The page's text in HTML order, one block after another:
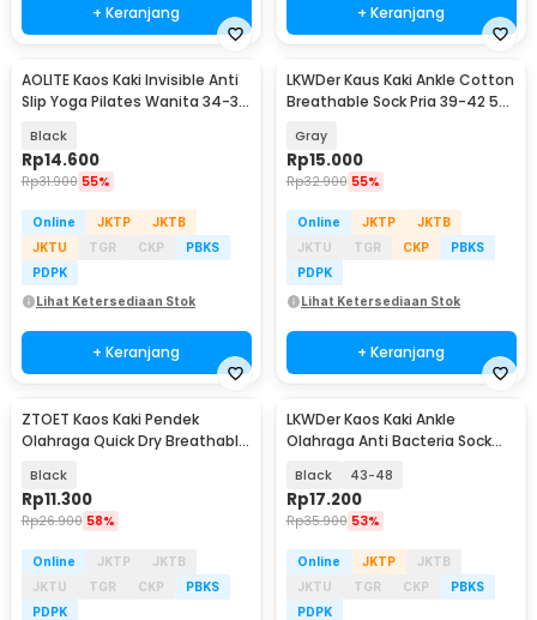
+ Keranjang + Keranjang
AOLITE Kaos Kaki Invisible Anti
Slip Yoga Pilates Wanita 34-38
Black
Rp14.600
Rp31.900 55%
Online JKTP
JKTB
JKTU
TGR CKP
PBKS
PDPK
Lihat Ketersediaan Stok
+ Keranjang
LKWDer Kaus Kaki Ankle Cotton
Breathable Sock Pria 39-42 5
Gray
Rp15.000
Rp32.900 55%
Online JKTP
JKTB
JKTU
TGR CKP
PBKS
PDPK
Lihat Ketersediaan Stok
+ Keranjang
ZTOET Kaos Kaki Pendek
Olahraga Quick Dry Breathable
Black
Rp11.300
Rp26.900 58%
Online JKTP
JKTB
JKTU
TGR CKP
PBKS
PDPK
LKWDer Kaos Kaki Ankle
Olahraga Anti Bacteria Sock
Black 43-48
Rp17.200
Rp35.900 53%
Online JKTP
JKTB
JKTU
TGR CKP
PBKS
PDPK